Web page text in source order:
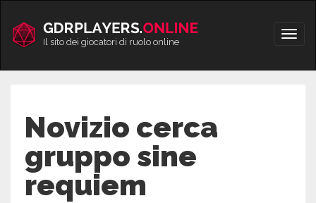
contenuto
Apri/
Il sito dei giocatori di ruolo online
Novizio cerca
gruppo sine
requiem